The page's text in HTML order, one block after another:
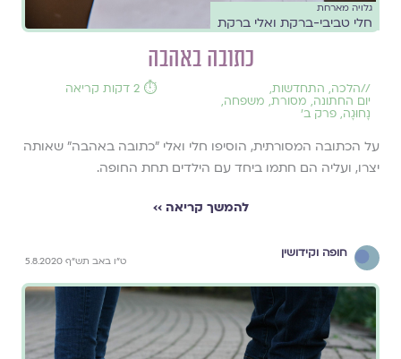
גלויה מארחת
חלי טביבי-ברקת ואלי ברקת
כתובה באהבה
//הלכה, התחדשות,
יום החתונה, מסורת, משפחה,
נָחוּגָה, פרק ב'
⏱️ 2 דקות קריאה
על הכתובה המסורתית, הוסיפו חלי ואלי "כתובה באהבה" שאותה
יצרו, ועליה הם חתמו ביחד עם הילדים תחת החופה.
להמשך קריאה ››
חופה וקידושין
ט"ו באב תש"ף 5.8.2020